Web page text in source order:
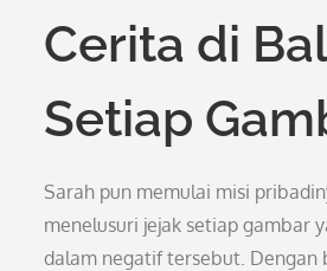
Cerita di
Setiap
Sarah pun memulai misi
menelusuri jejak setiap gambar
dalam negatif tersebut. Dengan